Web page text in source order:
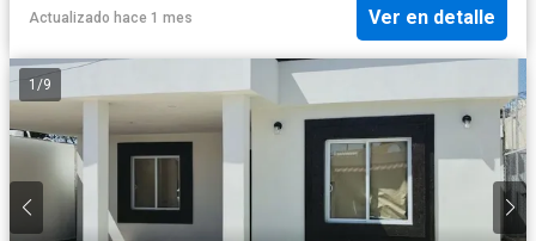
Actualizado hace 1 mes Ver en detalle
1 /9